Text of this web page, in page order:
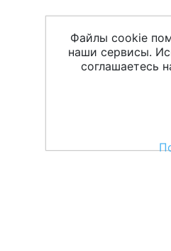
Файлы cookie
наши сервисы.
соглашаетесь